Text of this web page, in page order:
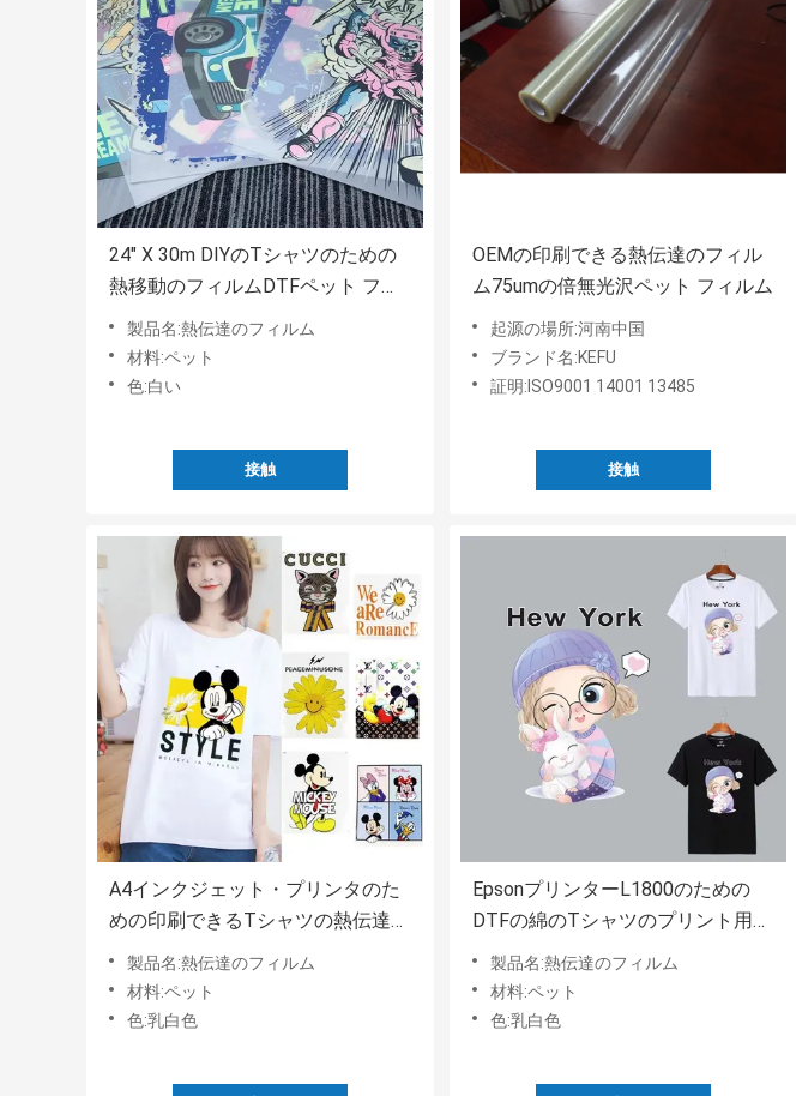
24" X 30m DIYのTシャツのための
熱移動のフィルムDTFペット フィ
ルム
製品名:熱伝達のフィルム
材料:ペット
色:白い
接触
OEMの印刷できる熱伝達のフィル
ム75umの倍無光沢ペット フィルム
起源の場所:河南中国
ブランド名:KEFU
証明:ISO9001 14001 13485
接触
A4インクジェット・プリンタのた
めの印刷できるTシャツの熱伝達ペ
ット フィルムDTFペット フィルム
製品名:熱伝達のフィルム
材料:ペット
色:乳白色
EpsonプリンターL1800のための
DTFの綿のTシャツのプリント用フ
ィルムの熱伝達のフィルム
製品名:熱伝達のフィルム
材料:ペット
色:乳白色